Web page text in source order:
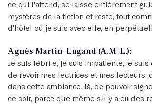
ce qui l'attend, se laisse entièrement
mystères de la fiction et reste, tout
d'hôtel où je suis avec elle, en
Agnès Martin-Lugand (A.M-L.):
Je suis fébrile, je suis impatiente, je suis
de revoir mes lectrices et mes lecteurs,
dans cette ambiance-là, de pouvoir
ce soir, parce que même s'il y a eu des